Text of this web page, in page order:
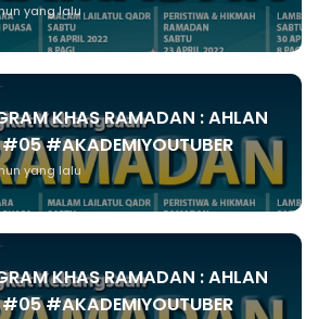
yang lalu
KHAS RAMADAN : AHLAN
#AKADEMIYOUTUBER
yang lalu
KHAS RAMADAN : AHLAN
#AKADEMIYOUTUBER